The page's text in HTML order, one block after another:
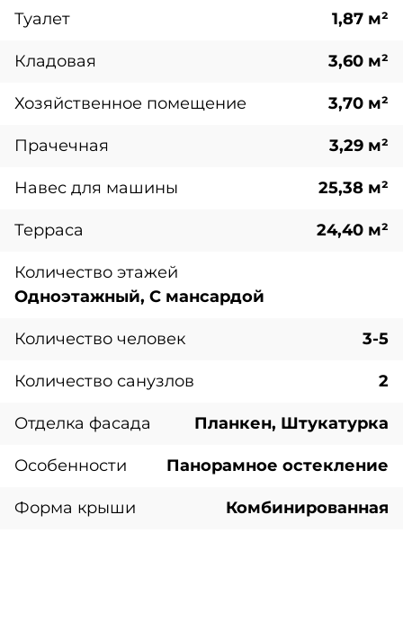
Туалет 1,87 м²
Кладовая 3,60 м²
Хозяйственное помещение 3,70 м²
Прачечная 3,29 м²
Навес для машины 25,38 м²
Терраса 24,40 м²
Количество этажей
Одноэтажный, С мансардой
Количество человек 3-5
Количество санузлов 2
Отделка фасада Планкен, Штукатурка
Особенности Панорамное остекление
Форма крыши Комбинированная